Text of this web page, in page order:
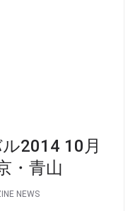
2014 10月
・青山
NEWS